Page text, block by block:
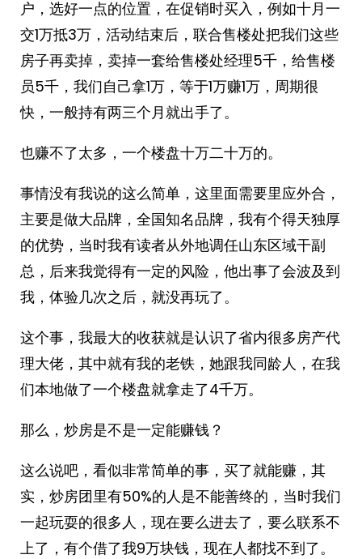
户，选好一点的位置，在促销时买入，例如十月一
交1万抵3万，活动结束后，联合售楼处把我们这些
房子再卖掉，卖掉一套给售楼处经理5千，给售楼
员5千，我们自己拿1万，等于1万赚1万，周期很
快，一般持有两三个月就出手了。
也赚不了太多，一个楼盘十万二十万的。
事情没有我说的这么简单，这里面需要里应外合，
主要是做大品牌，全国知名品牌，我有个得天独厚
的优势，当时我有读者从外地调任山东区域干副
总，后来我觉得有一定的风险，他出事了会波及到
我，体验几次之后，就没再玩了。
这个事，我最大的收获就是认识了省内很多房产代
理大佬，其中就有我的老铁，她跟我同龄人，在我
们本地做了一个楼盘就拿走了4千万。
那么，炒房是不是一定能赚钱？
这么说吧，看似非常简单的事，买了就能赚，其
实，炒房团里有50%的人是不能善终的，当时我们
一起玩耍的很多人，现在要么进去了，要么联系不
上了，有个借了我9万块钱，现在人都找不到了。